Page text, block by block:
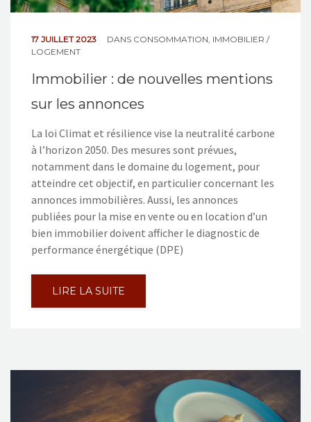
17 JUILLET 2023 DANS CONSOMMATION IMMOBILIER /
LOGEMENT
Immobilier : de nouvelles mentions
sur les annonces
La loi Climat et résilience vise la neutralité carbone
à l’horizon 2050. Des mesures sont prévues,
notamment dans le domaine du logement, pour
atteindre cet objectif, en particulier concernant les
annonces immobilières. Aussi, les annonces
publiées pour la mise en vente ou en location d’un
bien immobilier doivent afficher le diagnostic de
performance énergétique (DPE)
LIRE LA SUITE